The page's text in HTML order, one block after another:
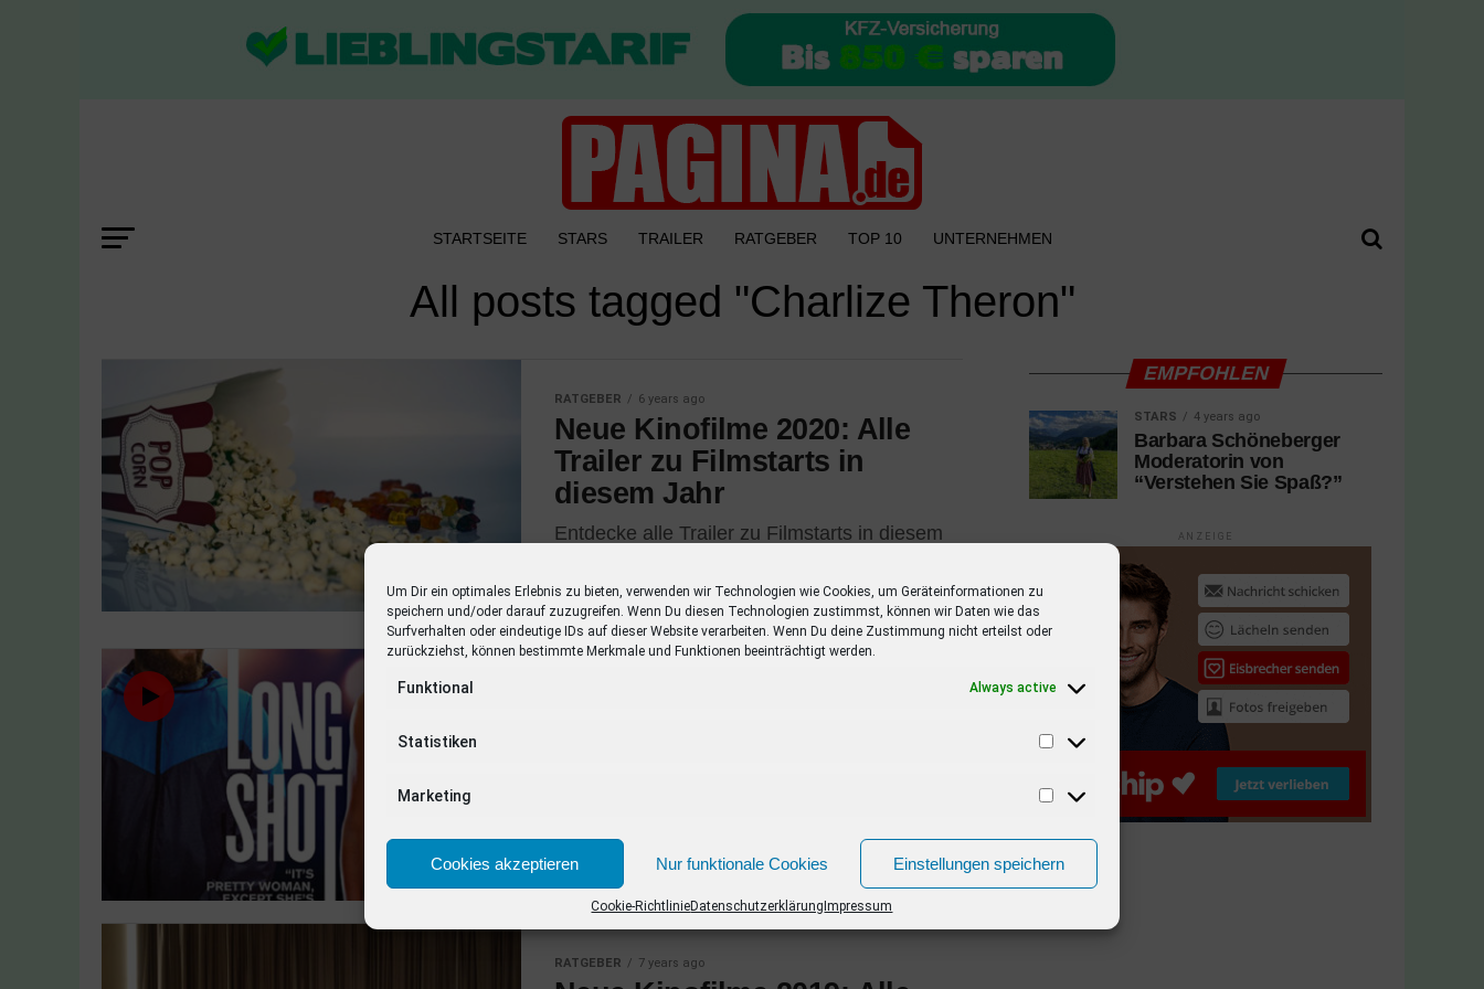
Um Dir ein optimales Erlebnis zu bieten, verwenden wir Technologien wie Cookies, um Geräteinformationen zu
speichern und/oder darauf zuzugreifen. Wenn Du diesen Technologien zustimmst, können wir Daten wie das
Surfverhalten oder eindeutige IDs auf dieser Website verarbeiten. Wenn Du deine Zustimmung nicht erteilst oder
zurückziehst, können bestimmte Merkmale und Funktionen beeinträchtigt werden.
Funktional Always active
Statistiken
Marketing
Cookies akzeptieren Nur funktionale Cookies Einstellungen speichern
Cookie-RichtlinieDatenschutzerklärung Impressum
STARTSEITE STARS TRAILER RATGEBER TOP 10 UNTERNEHMEN
All posts tagged "Charlize Theron"
RATGEBER 6 years ago
Neue Kinofilme 2020: Alle
Trailer zu Filmstarts in
diesem Jahr
Entdecke alle Trailer zu Filmstarts in diesem
Verpasse keinen Film mehr mit dieser Liste!
Neue Kinofilme im Januar 2020 02.01.2020...
Theron, Seth Rogen und June Diane...
RATGEBER 7 years ago
EMPFOHLEN
STARS 4 years ago
Barbara Schöneberger
Moderatorin von
“Verstehen Sie Spaß?”
ANZEIGE